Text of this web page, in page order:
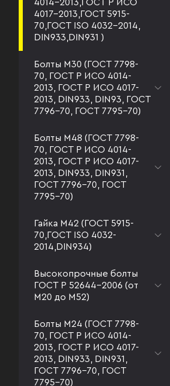
4014-2013,ГОСТ Р ИСО
4017-2013,ГОСТ 5915-
70,ГОСТ ISO 4032-2014,
DIN933,DIN931 )
Болты М30 (ГОСТ 7798-
70, ГОСТ Р ИСО 4014-
2013, ГОСТ Р ИСО 4017-
2013, DIN933, DIN93, ГОСТ
7796-70, ГОСТ 7795-70)
Болты М48 (ГОСТ 7798-
70, ГОСТ Р ИСО 4014-
2013, ГОСТ Р ИСО 4017-
2013, DIN933, DIN931,
ГОСТ 7796-70, ГОСТ
7795-70)
Гайка М42 (ГОСТ 5915-
70,ГОСТ ISO 4032-
2014,DIN934)
Высокопрочные болты
ГОСТ Р 52644-2006 (от
М20 до М52)
Болты М24 (ГОСТ 7798-
70, ГОСТ Р ИСО 4014-
2013, ГОСТ Р ИСО 4017-
2013, DIN933, DIN931,
ГОСТ 7796-70, ГОСТ
7795-70)
Болт М 8х16 к.п. 10.9
резьба ГОСТ 7798-70
ТД20
под заказ